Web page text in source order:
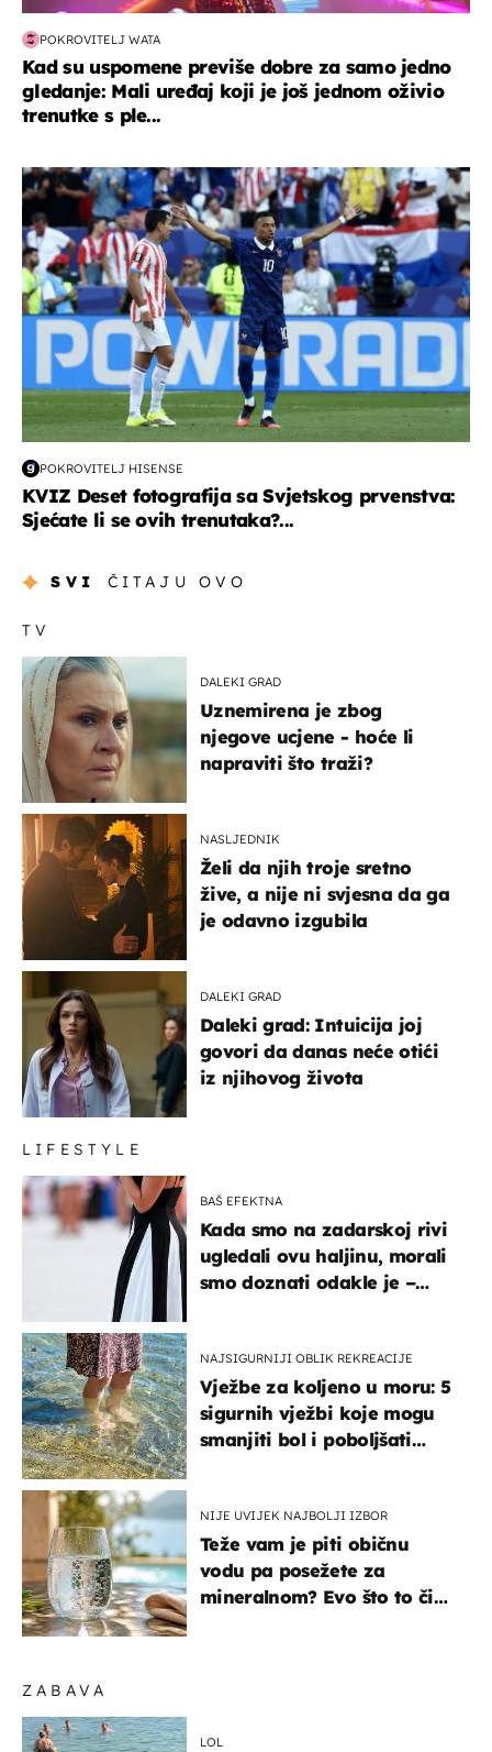
POKROVITELJ WATA
Kad su uspomene previše dobre za samo jedno
gledanje: Mali uređaj koji je još jednom oživio
trenutke s ple...
svjetsko prvenstvo 2026
POKROVITELJ HISENSE
KVIZ Deset fotografija sa Svjetskog prvenstva:
Sjećate li se ovih trenutaka?...
SVI ČITAJU OVO
ZABAVA
LOL
TV
DALEKI GRAD
Uznemirena je zbog
njegove ucjene - hoće li
napraviti što traži?
NASLJEDNIK
Želi da njih troje sretno
žive, a nije ni svjesna da ga
je odavno izgubila
DALEKI GRAD
Daleki grad: Intuicija joj
govori da danas neće otići
iz njihovog života
LIFESTYLE
BAŠ EFEKTNA
Kada smo na zadarskoj rivi
ugledali ovu haljinu, morali
smo doznati odakle je –
NAJSIGURNIJI OBLIK REKREACIJE
Vježbe za koljeno u moru: 5
sigurnih vježbi koje mogu
smanjiti bol i poboljšati
NIJE UVIJEK NAJBOLJI IZBOR
Teže vam je piti običnu
vodu pa posežete za
mineralnom? Evo što to čini